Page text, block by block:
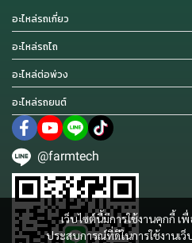
เว็บไซต์นี้มีการใช้งานคุกกี้
ประสบการณ์ที่ดีในการใช้งานเ
อะไหล่รถเกี่ยว
อะไหล่รถไถ
อะไหล่ต่อพ่วง
อะไหล่รถยนต์
@farmtech